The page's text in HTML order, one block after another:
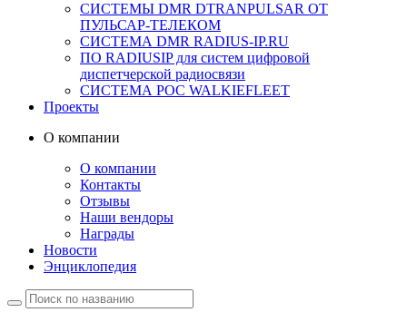
СИСТЕМЫ DMR DTRANPULSAR ОТ
ПУЛЬСАР-ТЕЛЕКОМ
СИСТЕМА DMR RADIUS-IP.RU
ПО RADIUSIP для систем цифровой
диспетчерской радиосвязи
CИСТЕМА POC WALKIEFLEET
Проекты
О компании
О компании
Контакты
Отзывы
Наши вендоры
Награды
Новости
Энциклопедия